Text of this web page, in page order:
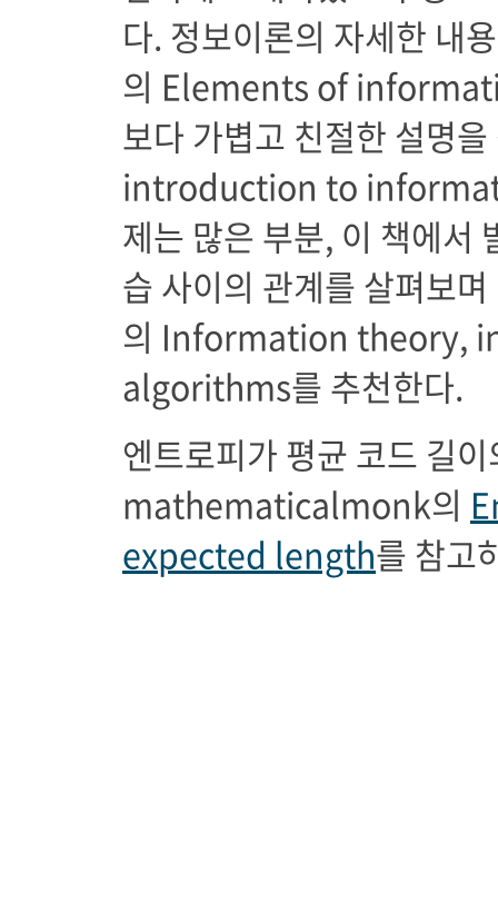
다. 정보이론의 자세한 내
의 Elements of
보다 가볍고 친절한 설명
introduction to
제는 많은 부분, 이 책에서
습 사이의 관계를 살펴보
의 Information theory,
algorithms를 추천한다.
엔트로피가 평균 코드 길
mathematicalmonk의
expected length를 참고